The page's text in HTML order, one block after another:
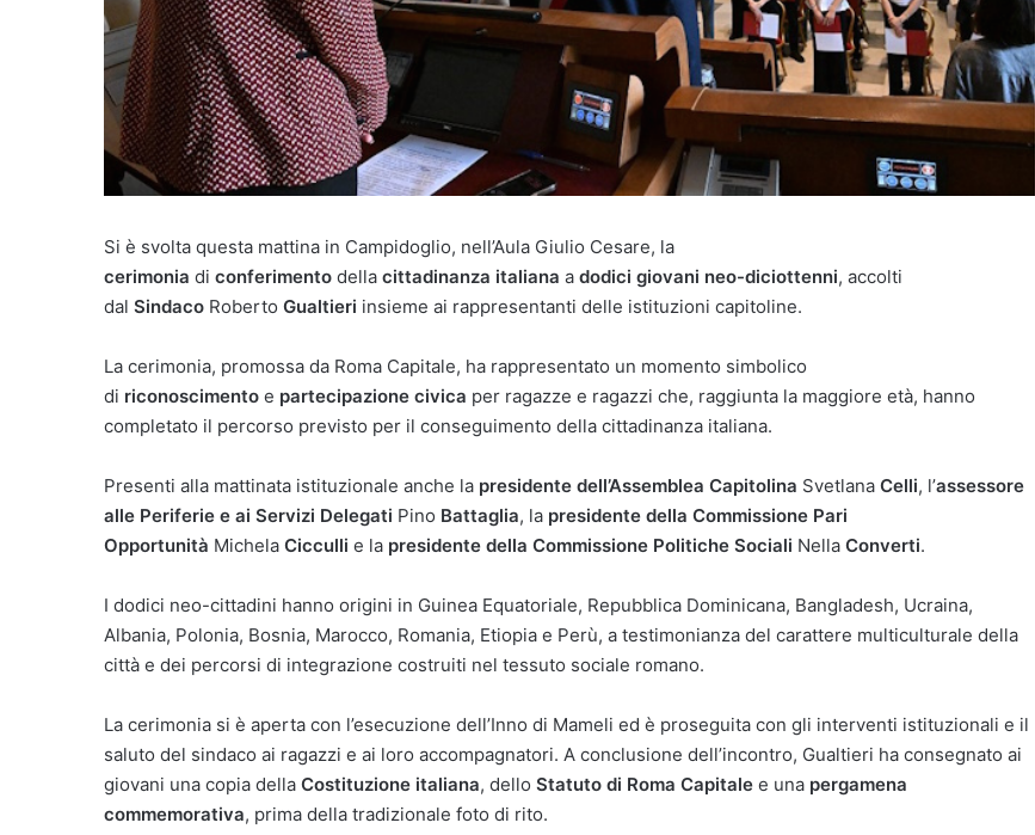
Si è svolta questa mattina in Campidoglio, nell’Aula Giulio Cesare, la
cerimonia di conferimento della cittadinanza italiana a dodici giovani neo-diciottenni, accolti
dal Sindaco Roberto Gualtieri insieme ai rappresentanti delle istituzioni capitoline.
La cerimonia, promossa da Roma Capitale, ha rappresentato un momento simbolico
di riconoscimento e partecipazione civica per ragazze e ragazzi che, raggiunta la maggiore età, hanno
completato il percorso previsto per il conseguimento della cittadinanza italiana.
Presenti alla mattinata istituzionale anche la presidente dell’Assemblea Capitolina Svetlana Celli, l’assessore
alle Periferie e ai Servizi Delegati Pino Battaglia, la presidente della Commissione Pari
Opportunità Michela Cicculli e la presidente della Commissione Politiche Sociali Nella Converti.
I dodici neo-cittadini hanno origini in Guinea Equatoriale, Repubblica Dominicana, Bangladesh, Ucraina,
Albania, Polonia, Bosnia, Marocco, Romania, Etiopia e Perù, a testimonianza del carattere multiculturale della
città e dei percorsi di integrazione costruiti nel tessuto sociale romano.
La cerimonia si è aperta con l’esecuzione dell’Inno di Mameli ed è proseguita con gli interventi istituzionali e il
saluto del sindaco ai ragazzi e ai loro accompagnatori. A conclusione dell’incontro, Gualtieri ha consegnato ai
giovani una copia della Costituzione italiana, dello Statuto di Roma Capitale e una pergamena
commemorativa, prima della tradizionale foto di rito.